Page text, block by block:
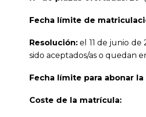
Fecha límite de
Resolución: el 11 de junio de
sido aceptados/as o quedan
Fecha límite para abonar
Coste de la matrícula: